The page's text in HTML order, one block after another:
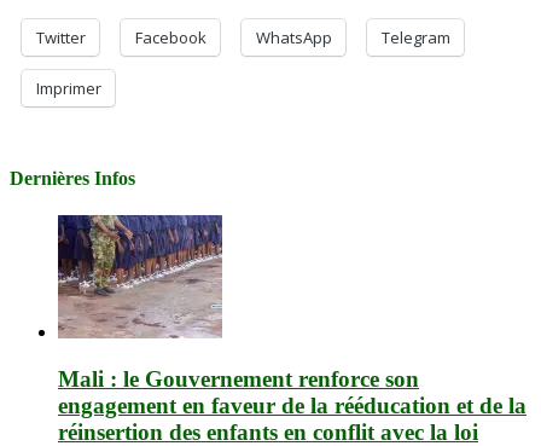
Twitter Facebook WhatsApp Telegram
Imprimer
Dernières Infos
Mali : le Gouvernement renforce son
engagement en faveur de la rééducation et de la
réinsertion des enfants en conflit avec la loi